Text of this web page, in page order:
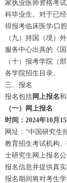
家执业医师资格考
科毕业生。对于已
得报考临床医学∕口
（九）持国（境）
服务中心出具的《
（十）报考学院（
各学院招生目录。
三、报名
报名包括网上报名和
（一）网上报名
时间：2024年10月
网址：“中国研究生
教育招生考试机构
士研究生网上报名
报名信息并提供真实
报名期间将对考生